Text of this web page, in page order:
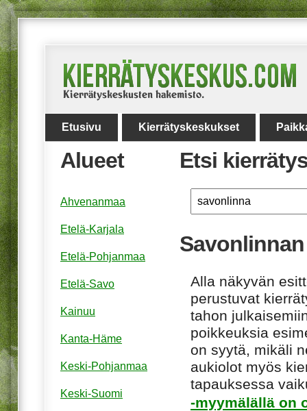
Etusivu Kierrätyskeskukset
Etsi
Alla näkyvän
perustuvat
tahon
poikkeuksia
on syytä, mikäli
aukiolot myös
tapauksessa
-myymälällä on
Alueet
Ahvenanmaa
Etelä-Karjala
Etelä-Pohjanmaa
Etelä-Savo
Kainuu
Kanta-Häme
Keski-Pohjanmaa
Keski-Suomi